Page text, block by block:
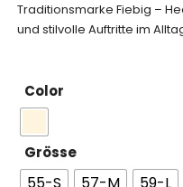
Traditionsmarke Fiebig –
und stilvolle Auftritte im
Color
Grösse